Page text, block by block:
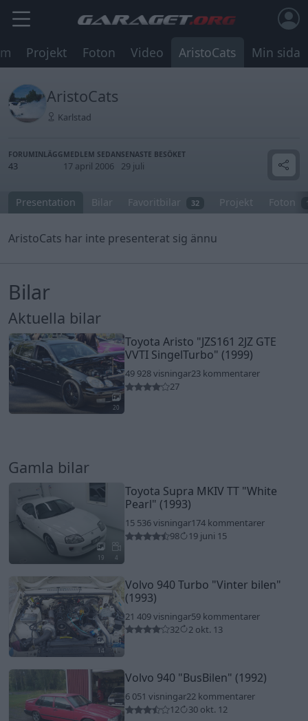
Projekt Foton Video AristoCats Min sida
AristoCats
Karlstad
FORUMINLÄGG
43
MEDLEM SEDAN
17 april 2006
SENASTE BESÖKET
29 juli
Presentation Bilar Favoritbilar 32 Projekt Foton
AristoCats har inte presenterat sig ännu
Bilar
Aktuella bilar
20
Toyota Aristo "JZS161 2JZ GTE
VVTI SingelTurbo" (1999)
49 928 visningar23 kommentarer
27
Gamla bilar
19 4
Toyota Supra MKIV TT "White
Pearl" (1993)
15 536 visningar174 kommentarer
98
19 juni 15
14 1
Volvo 940 Turbo "Vinter bilen"
(1993)
21 409 visningar59 kommentarer
32
2 okt. 13
Volvo 940 "BusBilen" (1992)
6 051 visningar22 kommentarer
12
30 okt. 12